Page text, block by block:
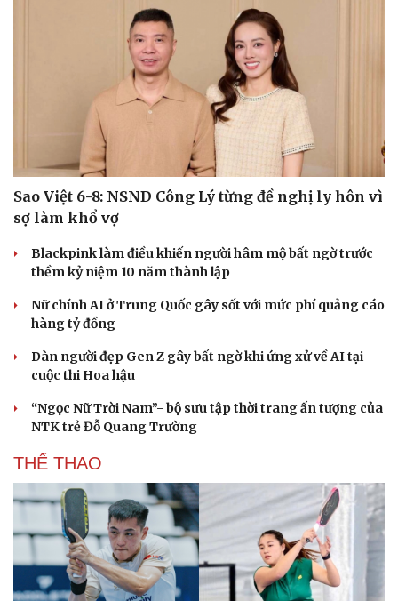
Sao Việt 6-8: NSND Công Lý từng đề nghị ly hôn vì
sợ làm khổ vợ
Blackpink làm điều khiến người hâm mộ bất ngờ trước
thềm kỷ niệm 10 năm thành lập
Nữ chính AI ở Trung Quốc gây sốt với mức phí quảng cáo
hàng tỷ đồng
Dàn người đẹp Gen Z gây bất ngờ khi ứng xử về AI tại
cuộc thi Hoa hậu
“Ngọc Nữ Trời Nam”- bộ sưu tập thời trang ấn tượng của
NTK trẻ Đỗ Quang Trường
THỂ THAO